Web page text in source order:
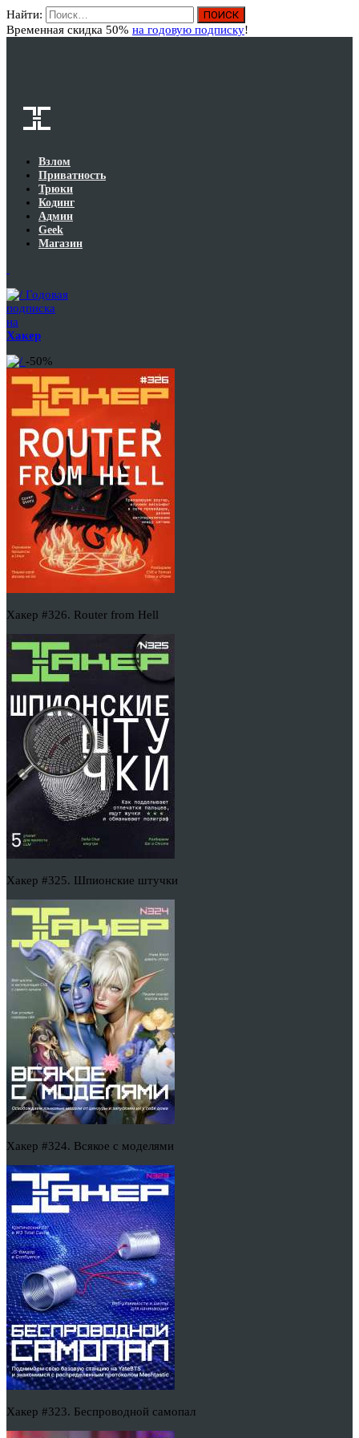
Найти:
Временная скидка 50% на годовую подписку!
Взлом
Приватность
Трюки
Кодинг
Админ
Geek
Магазин
Годовая
подписка
на
Хакер
-50%
Хакер #326. Router from Hell
Хакер #325. Шпионские штучки
Хакер #324. Всякое с моделями
Хакер #323. Беспроводной самопал